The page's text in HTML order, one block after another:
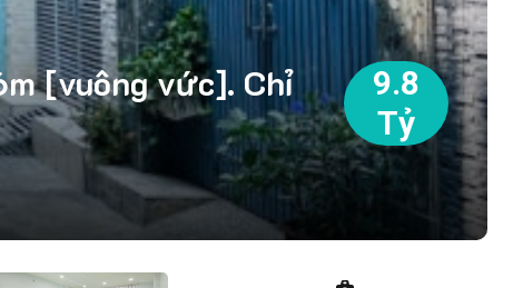
[vuông vức]. Chỉ
9.8
Tỷ